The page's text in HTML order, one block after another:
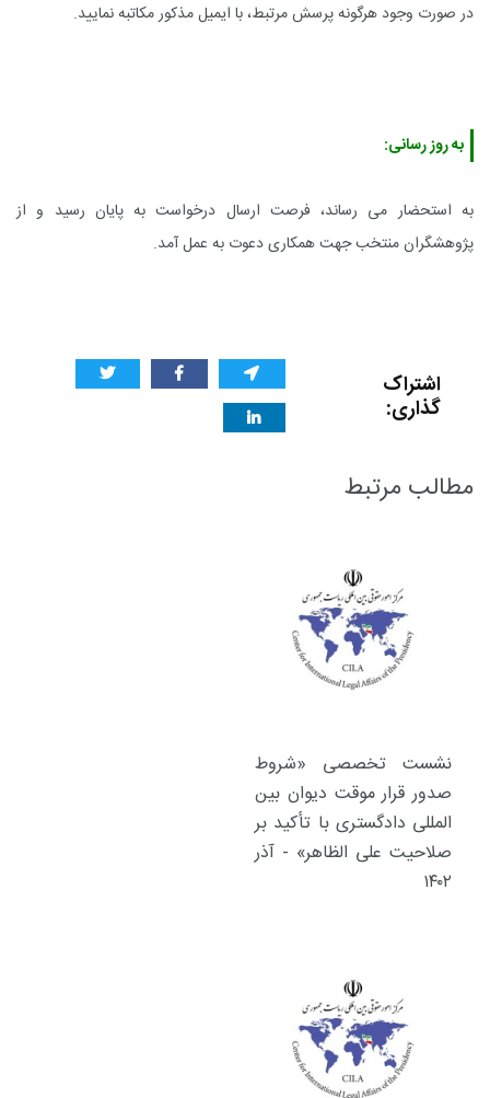
در صورت وجود هرگونه پرسش مرتبط، با ایمیل مذکور مکاتبه نمایید.
به روز رسانی:
به استحضار می رساند، فرصت ارسال درخواست به پایان رسید و از
پژوهشگران منتخب جهت همکاری دعوت به عمل آمد.
اشتراک
گذاری:
مطالب مرتبط
نشست تخصصی «شروط
صدور قرار موقت دیوان بین
المللی دادگستری با تأکید بر
صلاحیت علی الظاهر» - آذر
۱۴۰۲